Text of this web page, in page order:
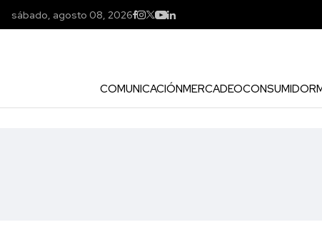
sábado, agosto 08, 2026
COMUNICACIÓNMERCADEOCONSUMIDOR